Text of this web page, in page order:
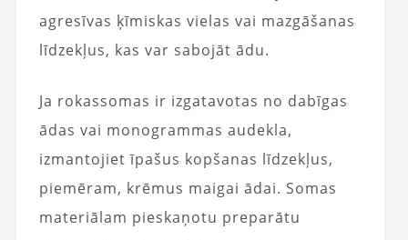
agresīvas ķīmiskas vielas vai mazgāšanas
līdzekļus, kas var sabojāt ādu.
Ja rokassomas ir izgatavotas no dabīgas
ādas vai monogrammas audekla,
izmantojiet īpašus kopšanas līdzekļus,
piemēram, krēmus maigai ādai. Somas
materiālam pieskaņotu preparātu